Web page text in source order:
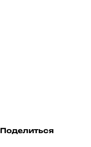
Поделиться